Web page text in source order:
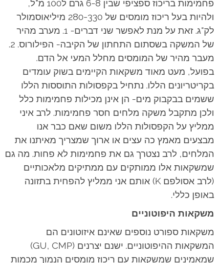
פחמימות בריכוז ספציפי שבין 6-8 גרם ל100 מ"ל,
ולהיות בעל ריכוז מומסים של 280-330 מיליאוסמולר
לק"ג. זאת על מנת לאפשר שני דברים- 1. מערב מהיר
של המשקה בשסתום התחתון של הקיבה- הפילורוס. 2.
מעבר מהיר של המומסים מחלל המעי אל הדם.
בפועל, מעט מאוד משקאות הקיימים בשוק עומדים
בקריטריונים הללו. נתחיל בקפסולות התוססות הללו
ששמים בבקבוק מים- הן אינן מכילות פחמימות כלל
ולכן מתקבל משקה מלחים חסר פחמימות. לרב איני
ממליץ על הקפסולות הללו משום שאם כבר אנו
מבצעים מאמץ כה עצים או ארוך שמצריך מאיתנו את
המלחים, לרב נצטרך גם את פחמימות לא פחות. מה גם
שמשקאות אלו ממותקים עם ממתיקים מלאכותיים
(לרב אסולפם K) אותם אני ממליץ להפחית בתזונה
באופן כללי.
משקאות היפוטוניים
משקאות ספורט נוספים שאינם איזוטונים הם
המשקאות ההיפוטוניים. ישנם יצרנים (GU, CMP)
שמאמינים שמשקאות עם ריכוז מומסים הנמוך מכמות